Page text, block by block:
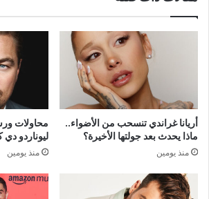
أريانا غراندي تنسحب من الأضواء..
ماذا يحدث بعد جولتها الأخيرة؟
منذ يومين
محاولات
ليوناردو
منذ يومين